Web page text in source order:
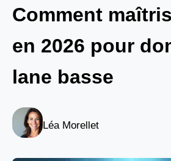
Comment
en 2026 pour
lane basse
Léa Morellet